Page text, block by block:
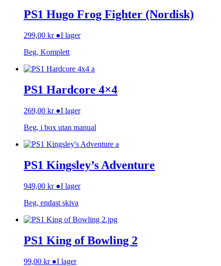
PS1 Hugo Frog Fighter (Nordisk)
299,00 kr ●I lager
Beg, Komplett
PS1 Hardcore 4×4
269,00 kr ●I lager
Beg, i box utan manual
PS1 Kingsley’s Adventure
949,00 kr ●I lager
Beg, endast skiva
PS1 King of Bowling 2
99,00 kr ●I lager